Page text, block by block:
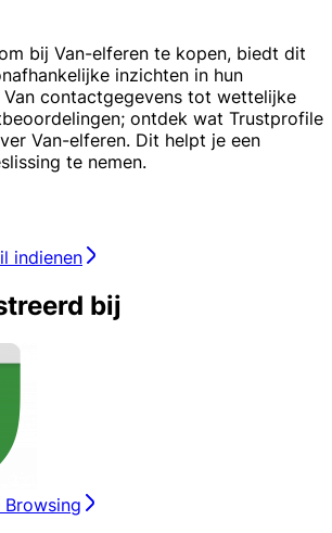
bij Van-elferen te kopen, biedt dit
inzichten in hun
contactgegevens tot wettelijke
ontdek wat Trustprofile
Van-elferen. Dit helpt je een
te nemen.
indienen
bij
Browsing